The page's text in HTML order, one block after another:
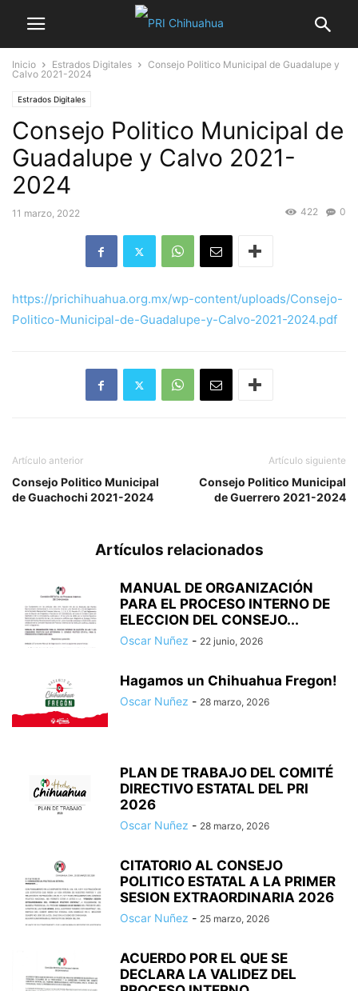
Inicio Estrados Digitales
Consejo Politico Municipal de Guadalupe y
Calvo 2021-2024
Estrados Digitales
Consejo Politico Municipal de
Guadalupe y Calvo 2021-
2024
11 marzo, 2022 0
422
https://prichihuahua.org.mx/wp-content/uploads/Consejo-
Politico-Municipal-de-Guadalupe-y-Calvo-2021-2024.pdf
Artículo anterior
Consejo Politico Municipal
de Guachochi 2021-2024
Artículo siguiente
Consejo Politico Municipal
de Guerrero 2021-2024
Artículos relacionados
MANUAL DE ORGANIZACIÓN
PARA EL PROCESO INTERNO DE
ELECCION DEL CONSEJO...
Oscar Nuñez - 22 junio, 2026
Hagamos un Chihuahua Fregon!
Oscar Nuñez - 28 marzo, 2026
PLAN DE TRABAJO DEL COMITÉ
DIRECTIVO ESTATAL DEL PRI
2026
Oscar Nuñez - 28 marzo, 2026
CITATORIO AL CONSEJO
POLITICO ESTATAL A LA PRIMER
SESION EXTRAORDINARIA 2026
Oscar Nuñez - 25 marzo, 2026
ACUERDO POR EL QUE SE
DECLARA LA VALIDEZ DEL